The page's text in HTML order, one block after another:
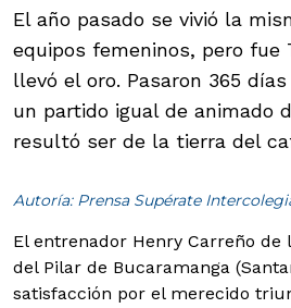
El año pasado se vivió la
equipos femeninos, pero fue
llevó el oro. Pasaron 365
un partido igual de animado
resultó ser de la tierra del
Autoría: Prensa Supérate
El entrenador Henry Carreño de
del Pilar de Bucaramanga
satisfacción por el merecido